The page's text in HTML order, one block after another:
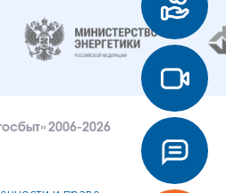
2006-2026